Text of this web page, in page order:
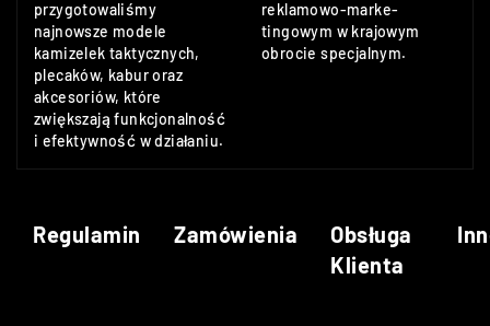
przygotowaliśmy
najnowsze modele
kamizelek taktycznych,
plecaków, kabur oraz
akcesoriów, które
zwiększają funkcjonalność
i efektywność w działaniu.
reklamowo-marke-
tingowym w krajowym
obrocie specjalnym.
Regulamin Zamówienia
Obsługa
Klienta